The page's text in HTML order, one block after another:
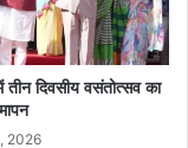
दिवसीय वसंतोत्सव का
2026